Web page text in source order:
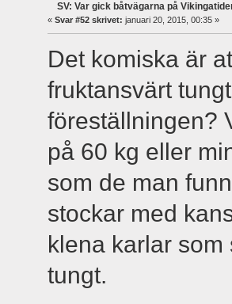
SV: Var gick båtvägarna på
« Svar #52 skrivet: januari 20, 2015, 00:35 »
Det komiska är
fruktansvärt
föreställningen?
på 60 kg eller
som de man
stockar med
klena karlar
tungt.